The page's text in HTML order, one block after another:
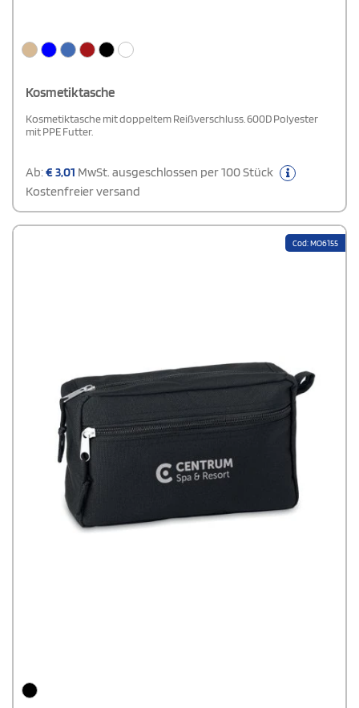
Kosmetiktasche
Kosmetiktasche mit doppeltem Reißverschluss. 600D Polyester
mit PPE Futter.
Ab:€3,01 MwSt. ausgeschlossen per 100 Stück
Kostenfreier versand
Cod: MO6155